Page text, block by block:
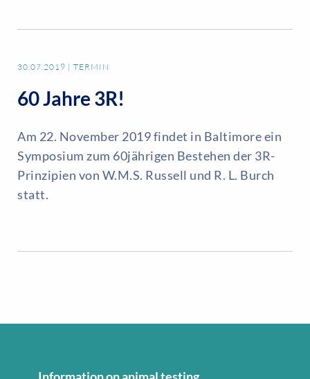
30.07.2019 TERMIN
60 Jahre 3R!
Am 22. November 2019 findet in Baltimore ein
Symposium zum 60jährigen Bestehen der 3R-
Prinzipien von W.M.S. Russell und R. L. Burch
statt.